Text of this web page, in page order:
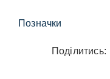
Позначки
Поділитись: